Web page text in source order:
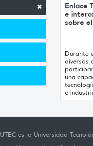
Enlace
e
sobre
Durante
diversos
una
e
UTEC es la Universidad